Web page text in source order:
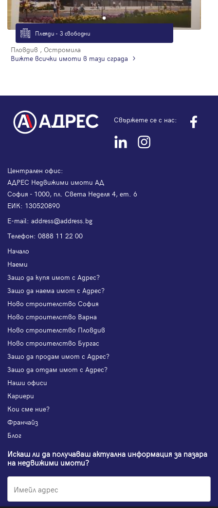
Плеяди - 3 свободни
Пловдив , Остромила
Вижте всички имоти в тази сграда
Свържете се с нас:
Централен офис:
АДРЕС Недвижими имоти АД
София - 1000, пл. Света Неделя 4, ет. 6
ЕИК: 130520890
Е-mail: address@address.bg
Телефон: 0888 11 22 00
Начало
Наеми
Защо да купя имот с Адрес?
Защо да наема имот с Адрес?
Ново строителство София
Ново строителство Варна
Ново строителство Пловдив
Ново строителство Бургас
Защо да продам имот с Адрес?
Защо да отдам имот с Адрес?
Наши офиси
Кариери
Кои сме ние?
Франчайз
Блог
Искаш ли да получаваш актуална информация за пазара
на недвижими имоти?